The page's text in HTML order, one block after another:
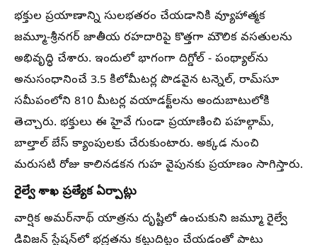
భక్తుల ప్రయాణాన్ని సులభతరం చేయడానికి వ్యూహాత్మక
జమ్మూ-శ్రీనగర్ జాతీయ రహదారిపై కొత్తగా మౌలిక వసతులను
అభివృద్ధి చేశారు. ఇందులో భాగంగా దిగ్డోల్ - పంథ్యాల్‌ను
అనుసంధానించే 3.5 కిలోమీటర్ల పొడవైన టన్నెల్, రామ్‌సూ
సమీపంలోని 810 మీటర్ల వయాడక్ట్‌లను అందుబాటులోకి
తెచ్చారు. భక్తులు ఈ హైవే గుండా ప్రయాణించి పహల్గామ్,
బాల్తాల్ బేస్ క్యాంపులకు చేరుకుంటారు. అక్కడ నుంచి
మరుసటి రోజు కాలినడకన గుహ వైపునకు ప్రయాణం సాగిస్తారు.
రైల్వే శాఖ ప్రత్యేక ఏర్పాట్లు
వార్షిక అమర్‌నాథ్ యాత్రను దృష్టిలో ఉంచుకుని జమ్మూ రైల్వే
డివిజన్ స్టేషన్‌లో భద్రతను కట్టుదిట్టం చేయడంతో పాటు